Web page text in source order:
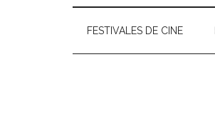
FESTIVALES DE CINE